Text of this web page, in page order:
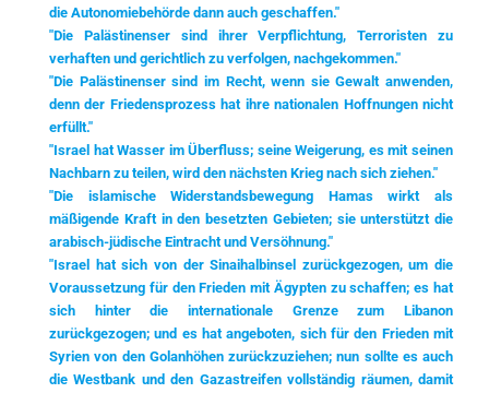
die Autonomiebehörde dann auch geschaffen."
"Die Palästinenser sind ihrer Verpflichtung, Terroristen zu
verhaften und gerichtlich zu verfolgen, nachgekommen."
"Die Palästinenser sind im Recht, wenn sie Gewalt anwenden,
denn der Friedensprozess hat ihre nationalen Hoffnungen nicht
erfüllt."
"Israel hat Wasser im Überfluss; seine Weigerung, es mit seinen
Nachbarn zu teilen, wird den nächsten Krieg nach sich ziehen."
"Die islamische Widerstandsbewegung Hamas wirkt als
mäßigende Kraft in den besetzten Gebieten; sie unterstützt die
arabisch-jüdische Eintracht und Versöhnung."
"Israel hat sich von der Sinaihalbinsel zurückgezogen, um die
Voraussetzung für den Frieden mit Ägypten zu schaffen; es hat
sich hinter die internationale Grenze zum Libanon
zurückgezogen; und es hat angeboten, sich für den Frieden mit
Syrien von den Golanhöhen zurückzuziehen; nun sollte es auch
die Westbank und den Gazastreifen vollständig räumen, damit